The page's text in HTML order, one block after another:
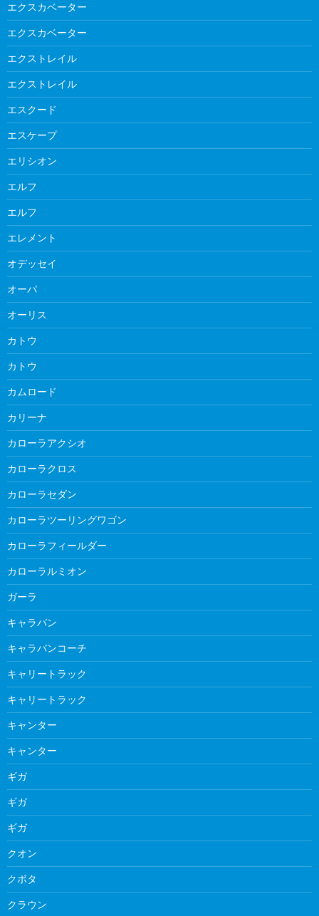
エクスカベーター
エクスカベーター
エクストレイル
エクストレイル
エスクード
エスケープ
エリシオン
エルフ
エルフ
エレメント
オデッセイ
オーパ
オーリス
カトウ
カトウ
カムロード
カリーナ
カローラアクシオ
カローラクロス
カローラセダン
カローラツーリングワゴン
カローラフィールダー
カローラルミオン
ガーラ
キャラバン
キャラバンコーチ
キャリートラック
キャリートラック
キャンター
キャンター
ギガ
ギガ
ギガ
クオン
クボタ
クラウン